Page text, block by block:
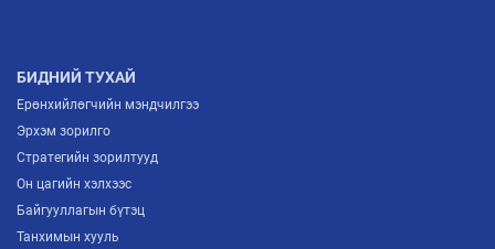
БИДНИЙ ТУХАЙ
Ерөнхийлөгчийн мэндчилгээ
Эрхэм зорилго
Стратегийн зорилтууд
Он цагийн хэлхээс
Байгууллагын бүтэц
Танхимын хууль